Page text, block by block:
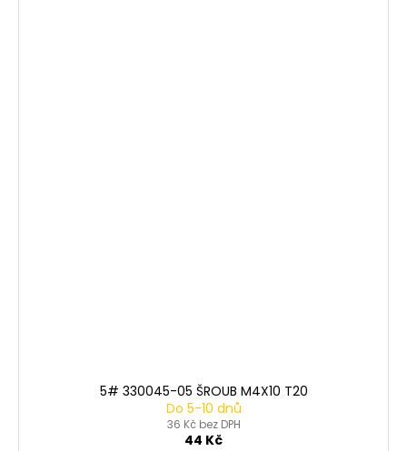
5# 330045-05 ŠROUB M4X10 T20
Do 5-10 dnů
36 Kč bez DPH
44 Kč